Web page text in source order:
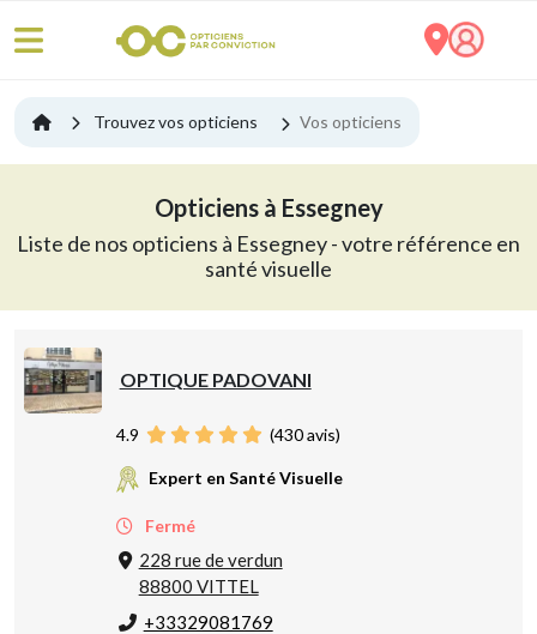
Trouvez vos opticiens Vos opticiens
Opticiens à Essegney
Liste de nos opticiens à Essegney - votre référence en
santé visuelle
OPTIQUE PADOVANI
4.9 (430avis)
Expert en Santé Visuelle
Fermé
228 rue de verdun
88800 VITTEL
+33329081769